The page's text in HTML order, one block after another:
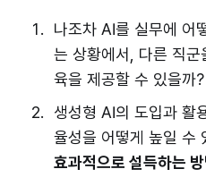
나조차 AI를 실무에 어
는 상황에서, 다른 직
육을 제공할 수 있을까?
생성형 AI의 도입과 활
율성을 어떻게 높일 수
효과적으로 설득하는 방